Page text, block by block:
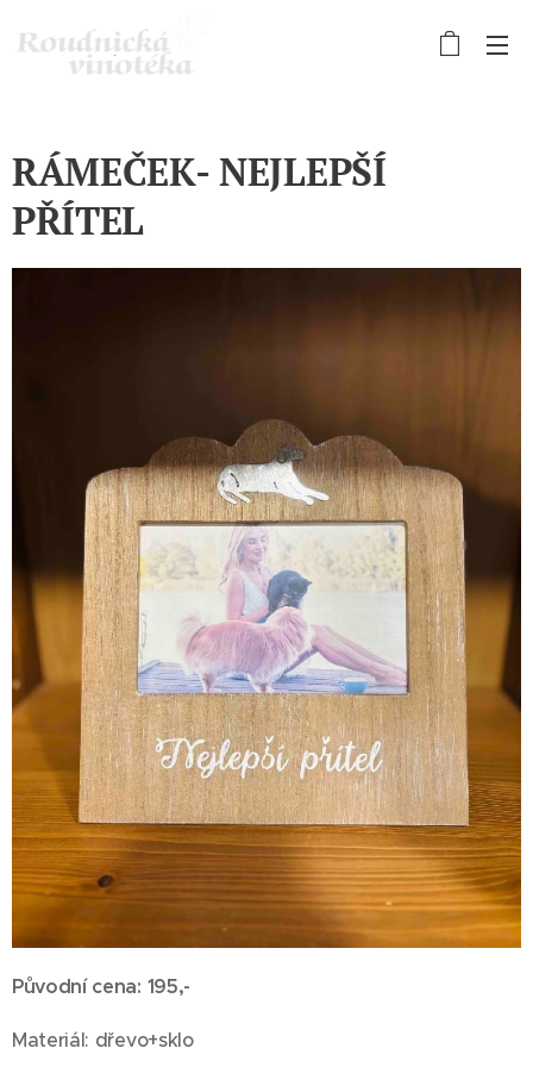
RÁMEČEK- NEJLEPŠÍ
PŘÍTEL
Původní cena: 195,-
Materiál: dřevo+sklo